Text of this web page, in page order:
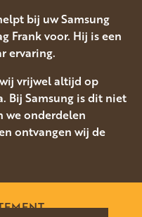
bij uw Samsung
Frank voor. Hij is een
ervaring.
vrijwel altijd op
Bij Samsung is dit niet
we onderdelen
ontvangen wij de